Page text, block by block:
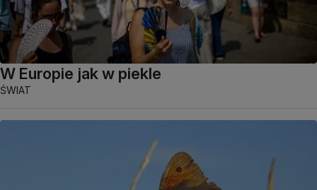
W Europie jak w piekle
ŚWIAT